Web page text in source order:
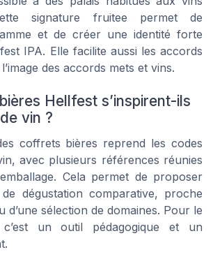
signature fruitee permet de
et de créer une identité forte
IPA. Elle facilite aussi les accords
des accords mets et vins.
Hellfest s’inspirent-ils
vin ?
coffrets bières reprend les codes
avec plusieurs références réunies
Cela permet de proposer
dégustation comparative, proche
d’une sélection de domaines. Pour le
c’est un outil pédagogique et un